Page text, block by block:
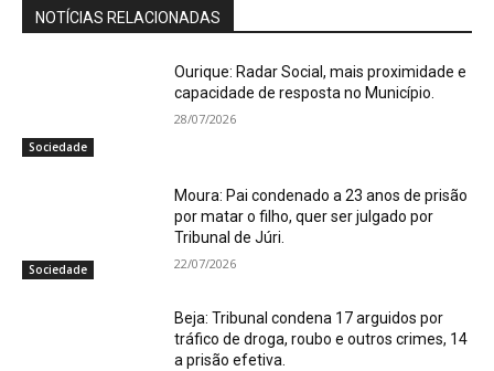
NOTÍCIAS RELACIONADAS
Sociedade
Ourique: Radar Social, mais proximidade e
capacidade de resposta no Município.
28/07/2026
Sociedade
Moura: Pai condenado a 23 anos de prisão
por matar o filho, quer ser julgado por
Tribunal de Júri.
22/07/2026
Beja: Tribunal condena 17 arguidos por
tráfico de droga, roubo e outros crimes, 14
a prisão efetiva.